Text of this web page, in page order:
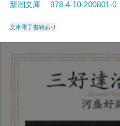
新潮文庫 978-4-10-
文庫電子書籍あり